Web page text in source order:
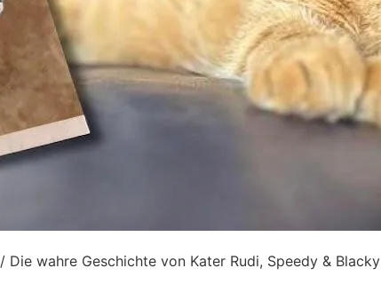
/ Die wahre Geschichte von Kater Rudi, Speedy & Blacky